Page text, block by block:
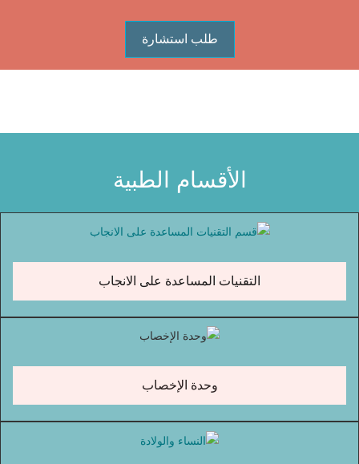
طلب استشارة
الأقسام الطبية
التقنيات المساعدة على الانجاب
وحدة الإخصاب